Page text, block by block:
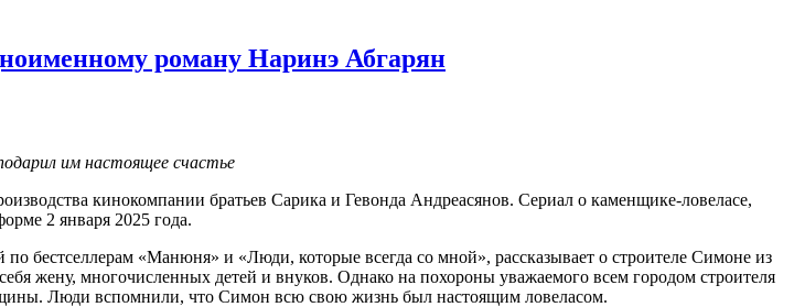
роману Наринэ Абгарян
им настоящее счастье
кинокомпании братьев Сарика и Гевонда Андреасянов. Сериал о каменщике-ловеласе,
2 января 2025 года.
бестселлерам «Манюня» и «Люди, которые всегда со мной», рассказывает о строителе Симоне из
жену, многочисленных детей и внуков. Однако на похороны уважаемого всем городом строителя
Люди вспомнили, что Симон всю свою жизнь был настоящим ловеласом.